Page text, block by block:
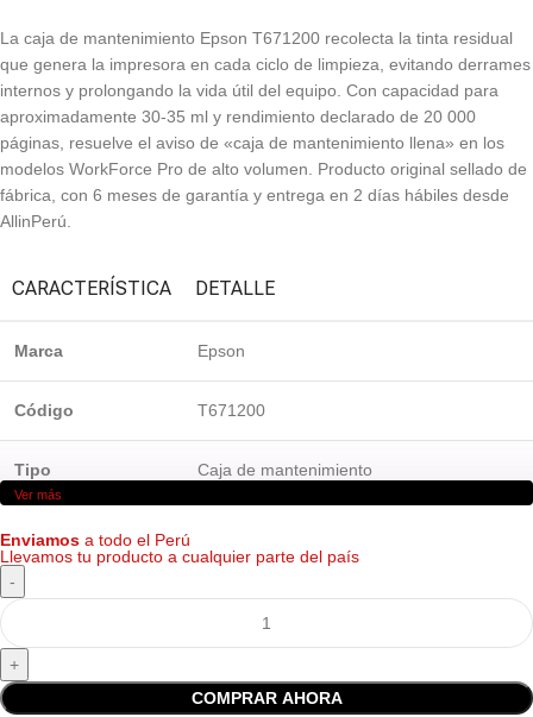
La caja de mantenimiento Epson T671200 recolecta la tinta residual
que genera la impresora en cada ciclo de limpieza, evitando derrames
internos y prolongando la vida útil del equipo. Con capacidad para
aproximadamente 30-35 ml y rendimiento declarado de 20 000
páginas, resuelve el aviso de «caja de mantenimiento llena» en los
modelos WorkForce Pro de alto volumen. Producto original sellado de
fábrica, con 6 meses de garantía y entrega en 2 días hábiles desde
AllinPerú.
CARACTERÍSTICA DETALLE
Marca Epson
Código T671200
Tipo Caja de mantenimiento
Volumen
Tecnología
Compatibilidad
Ver más
Enviamos a todo el Perú
Llevamos tu producto a cualquier parte del país
COMPRAR AHORA